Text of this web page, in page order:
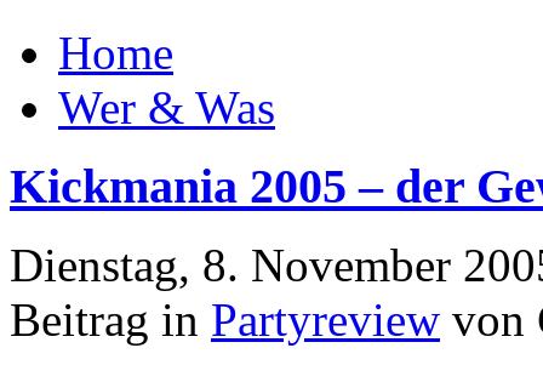
Home
Wer & Was
Kickmania 2005 – der
Dienstag, 8. November
Beitrag in Partyreview von